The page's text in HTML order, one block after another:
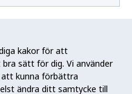
kakor för att
sätt för dig. Vi använder
kunna förbättra
ändra ditt samtycke till